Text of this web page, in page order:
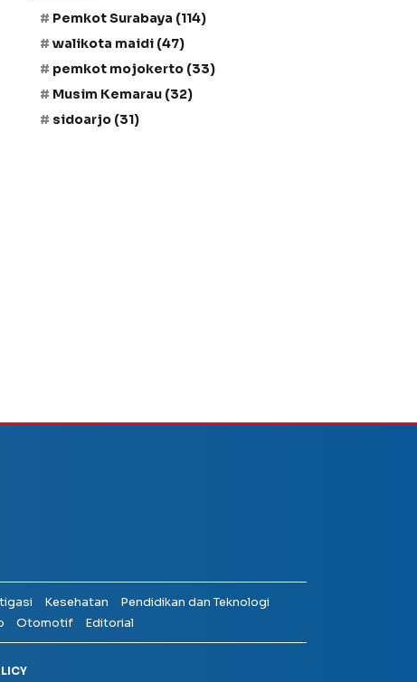
Pemkot Surabaya (114)
walikota maidi (47)
pemkot mojokerto (33)
Musim Kemarau (32)
sidoarjo (31)
Kesehatan
Pendidikan dan Teknologi
Otomotif Editorial